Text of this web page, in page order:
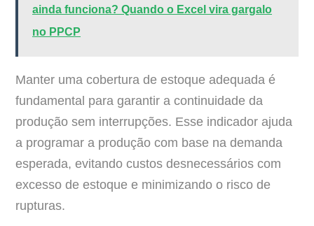
ainda funciona? Quando o Excel vira gargalo
no PPCP
Manter uma cobertura de estoque adequada é
fundamental para garantir a continuidade da
produção sem interrupções. Esse indicador ajuda
a programar a produção com base na demanda
esperada, evitando custos desnecessários com
excesso de estoque e minimizando o risco de
rupturas.